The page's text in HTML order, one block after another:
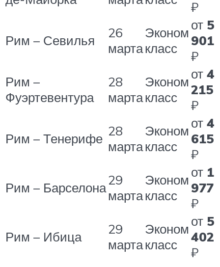
₽
Рим – Севилья
26
марта
Эконом
класс
от 5
901
₽
Рим –
Фуэртевентура
28
марта
Эконом
класс
от 4
215
₽
Рим – Тенерифе 28
марта
Эконом
класс
от 4
615
₽
Рим – Барселона29
марта
Эконом
класс
от 1
977
₽
Рим – Ибица
29
марта
Эконом
класс
от 5
402
₽